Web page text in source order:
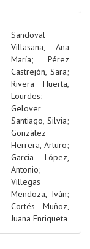
Sandoval
Villasana, Ana
María; Pérez
Castrejón, Sara;
Rivera Huerta,
Lourdes;
Gelover
Santiago, Silvia;
González
Herrera, Arturo;
García López,
Antonio;
Villegas
Mendoza, Iván;
Cortés Muñoz,
Juana Enriqueta